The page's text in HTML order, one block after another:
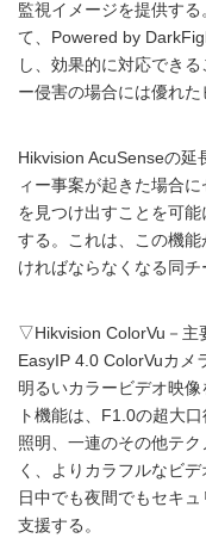
監視イメージを提供す
て、Powered by
し、効果的に対応でき
ー侵害の場合には優れた
Hikvision AcuSenseの
ィー事案が起きた場合
を見つけ出すことを可
する。これは、この機
ければならなくなる同チ
▽Hikvision ColorVu－主
EasyIP 4.0 ColorVuカメ
明るいカラービデオ映
ト機能は、F1.0の超大
照明、一連のその他テ
く、よりカラフルなビ
日中でも夜間でもセキ
支援する。